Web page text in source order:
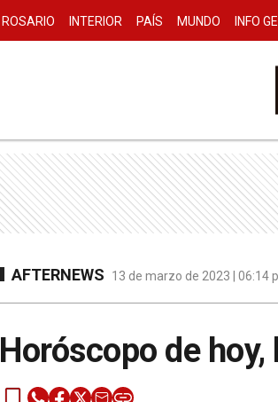
ROSARIO INTERIOR PAÍS MUNDO INFO
AFTERNEWS 13 de marzo de 2023 | 06:14
Horóscopo de